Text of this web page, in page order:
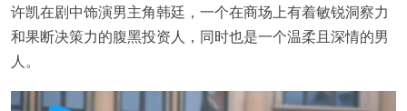
许凯在剧中饰演男主角韩廷，一个在商场上有着敏锐洞察力
和果断决策力的腹黑投资人，同时也是一个温柔且深情的男
人。